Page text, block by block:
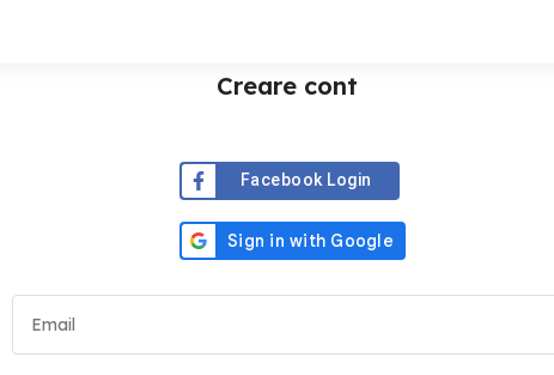
Creare cont
Facebook Login